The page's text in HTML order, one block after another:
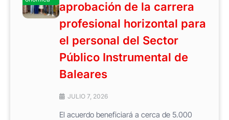
aprobación de la carrera
profesional horizontal para
el personal del Sector
Público Instrumental de
Baleares
JULIO 7, 2026
El acuerdo beneficiará a cerca de 5.000